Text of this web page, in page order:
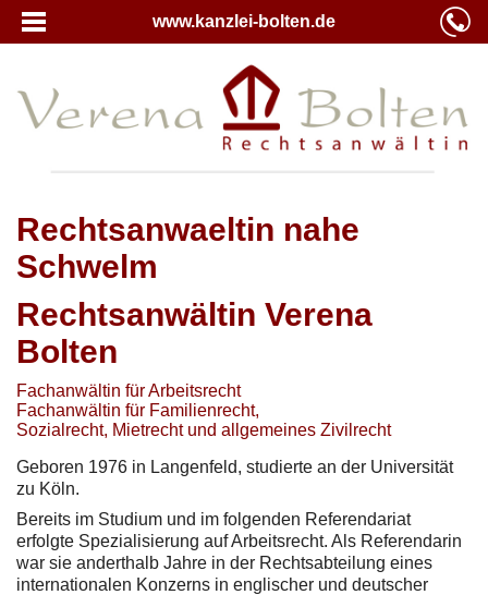
www.kanzlei-bolten.de
Rechtsanwaeltin nahe
Schwelm
Rechtsanwältin Verena
Bolten
Fachanwältin für Arbeitsrecht
Fachanwältin für Familienrecht,
Sozialrecht, Mietrecht und allgemeines Zivilrecht
Geboren 1976 in Langenfeld, studierte an der Universität
zu Köln.
Bereits im Studium und im folgenden Referendariat
erfolgte Spezialisierung auf Arbeitsrecht. Als Referendarin
war sie anderthalb Jahre in der Rechtsabteilung eines
internationalen Konzerns in englischer und deutscher